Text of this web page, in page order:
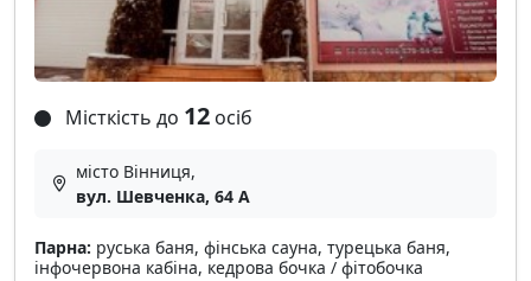
Місткість до 12 осіб
місто Вінниця,
вул. Шевченка, 64 А
Парна: руська баня, фінська сауна, турецька баня,
інфочервона кабіна, кедрова бочка / фітобочка